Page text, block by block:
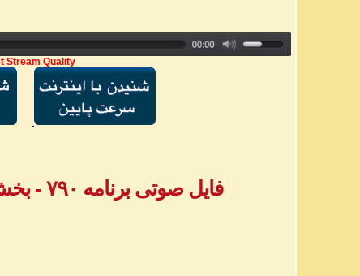
Stream Quality
فایل صوتی برنامه ۷۹۰ - بخش دوم پیامهای تلفنی